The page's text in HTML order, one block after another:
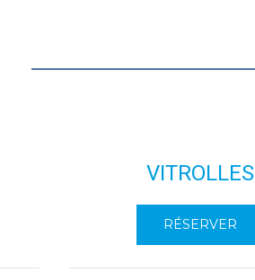
VITROLLES
RÉSERVER